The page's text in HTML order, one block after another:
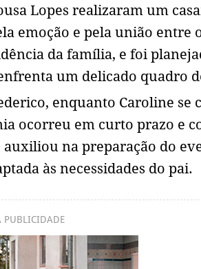
Lopes realizaram um
emoção e pela união entre
da família, e foi
um delicado quadro
enquanto Caroline se
ocorreu em curto prazo e
na preparação do
às necessidades do pai.
PUBLICIDADE